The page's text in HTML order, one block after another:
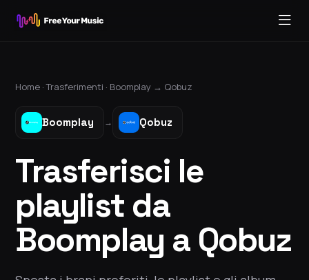
Home ·Trasferimenti · Boomplay → Qobuz
Boomplay → Qobuz
Trasferisci le
playlist da
Boomplay a Qobuz